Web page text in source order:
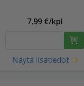
7,99 €/kpl
Näytä lisätiedot